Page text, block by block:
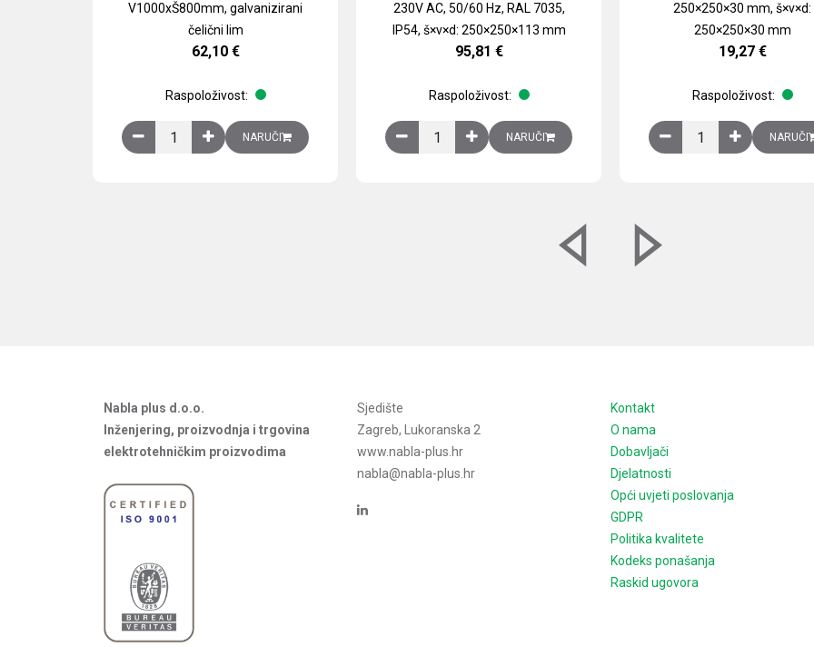
V1000xŠ800mm, galvanizirani
čelični lim
62,10 €
Raspoloživost:
Obična montažna ploča V1000xŠ800mm, galvanizirani čelični lim količina
NARUČI
230V AC, 50/60 Hz, RAL 7035,
IP54, š×v×d: 250×250×113 mm
95,81 €
Raspoloživost:
Ventilator 255(290) m3/h, 40 W, 230V AC, 50/60 Hz, RAL 7035,
NARUČI
250×250×30 mm, š×v×d:
250×250×30 mm
19,27 €
Raspoloživost:
Izlazna rešetka saNARUČI
Nabla plus d.o.o.
Inženjering, proizvodnja i trgovina
elektrotehničkim proizvodima
Sjedište
Zagreb, Lukoranska 2
www.nabla-plus.hr
nabla@nabla-plus.hr
Kontakt
O nama
Dobavljači
Djelatnosti
Opći uvjeti poslovanja
GDPR
Politika kvalitete
Kodeks ponašanja
Raskid ugovora